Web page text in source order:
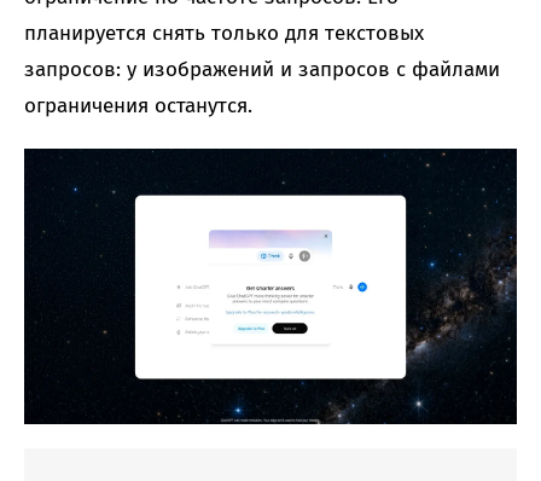
планируется снять только для текстовых
запросов: у изображений и запросов с файлами
ограничения останутся.